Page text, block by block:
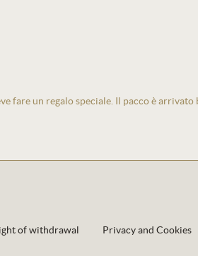
fare un regalo speciale. Il pacco è arrivato
of withdrawal Privacy and Cookies